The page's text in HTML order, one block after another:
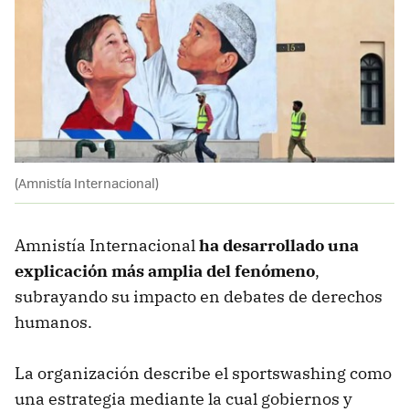
(Amnistía Internacional)
Amnistía Internacionalha desarrollado una
explicación más amplia del fenómeno,
subrayando su impacto en debates de derechos
humanos.
La organización describe el sportswashing como
una estrategia mediante la cual gobiernos y